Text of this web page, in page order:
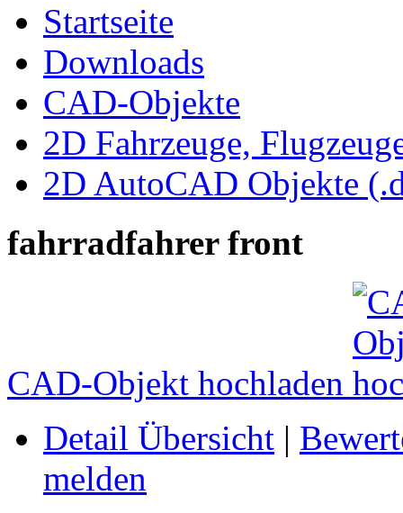
Startseite
Downloads
CAD-Objekte
2D Fahrzeuge,
2D AutoCAD Objekte
fahrradfahrer front
CAD-Objekt hochladen
Detail Übersicht |
melden